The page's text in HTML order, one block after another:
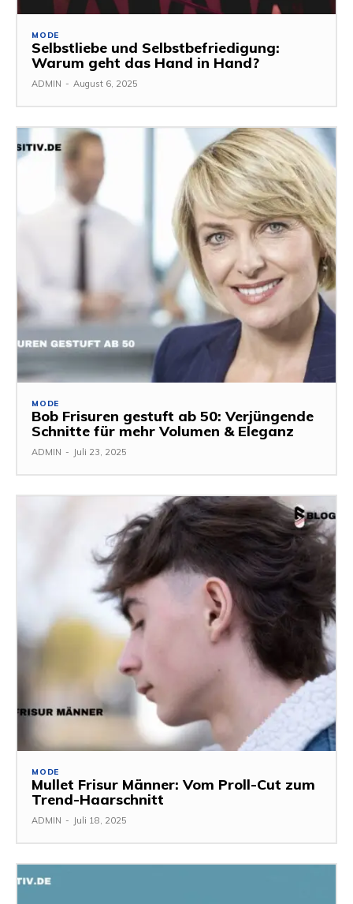
MODE
Selbstliebe und Selbstbefriedigung:
Warum geht das Hand in Hand?
ADMIN - August 6, 2025
MODE
Bob Frisuren gestuft ab 50: Verjüngende
Schnitte für mehr Volumen & Eleganz
ADMIN - Juli 23, 2025
MODE
Mullet Frisur Männer: Vom Proll-Cut zum
Trend-Haarschnitt
ADMIN - Juli 18, 2025